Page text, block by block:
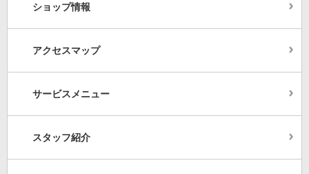
ショップ情報
アクセスマップ
サービスメニュー
スタッフ紹介